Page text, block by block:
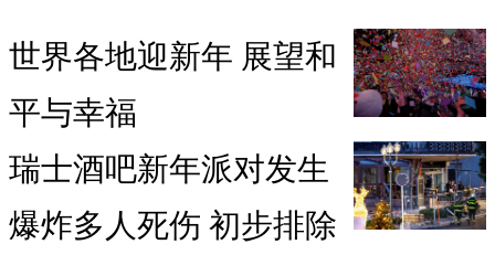
世界各地迎新年 展望和
平与幸福
瑞士酒吧新年派对发生
爆炸多人死伤 初步排除